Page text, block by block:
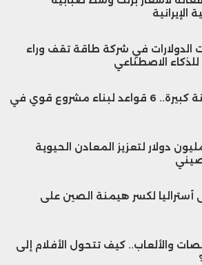
الإيرانية
الدولارات في شركة طاقة تقف وراء
الاصطناعي
النجاح لا يحتاج مدينة كبيرة.. 6 قواعد لبناء مشروع قوي في
تضخ 58 مليون دولار لتعزيز المعادن الحيوية
لكسر هيمنة الصين على
والألعاب.. كيف تتحول الأفلام إلى